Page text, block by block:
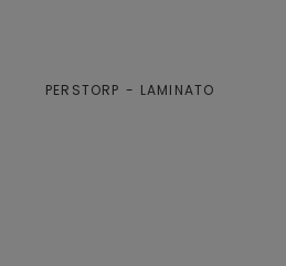
PERSTORP LAMINATO